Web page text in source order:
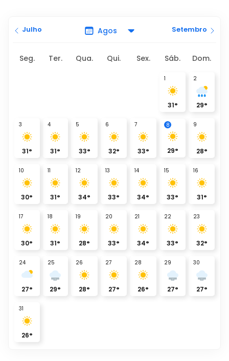
Julho Setembro
Seg. Ter. Qua. Qui. Sex. Sáb. Dom.
1
31°
2
29°
3
31°
4
31°
5
33°
6
32°
7
33°
8
29°
9
28°
10
30°
11
31°
12
34°
13
33°
14
34°
15
33°
16
31°
17
30°
18
31°
19
28°
20
33°
21
34°
22
33°
23
32°
24
27°
25
29°
26
28°
27
27°
28
26°
29
27°
30
27°
31
26°